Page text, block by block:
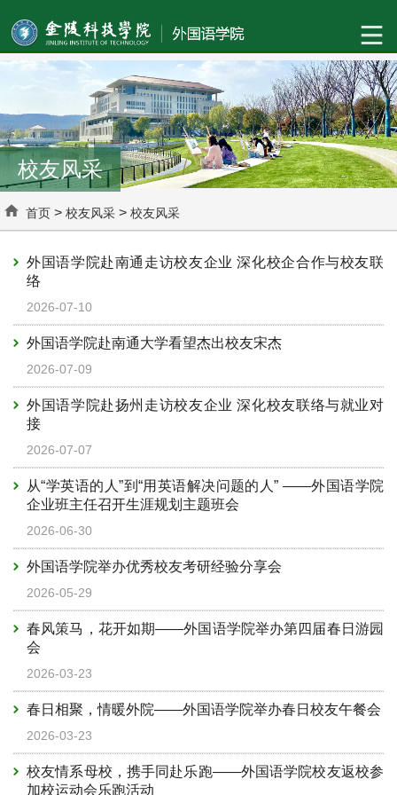
校友风采
首页 > 校友风采 > 校友风采
外国语学院赴南通走访校友企业 深化校企合作与校友联
络
2026-07-10
外国语学院赴南通大学看望杰出校友宋杰
2026-07-09
外国语学院赴扬州走访校友企业 深化校友联络与就业对
接
2026-07-07
从“学英语的人”到“用英语解决问题的人” ——外国语学院
企业班主任召开生涯规划主题班会
2026-06-30
外国语学院举办优秀校友考研经验分享会
2026-05-29
春风策马，花开如期——外国语学院举办第四届春日游园
会
2026-03-23
春日相聚，情暖外院——外国语学院举办春日校友午餐会
2026-03-23
校友情系母校，携手同赴乐跑——外国语学院校友返校参
加校运动会乐跑活动